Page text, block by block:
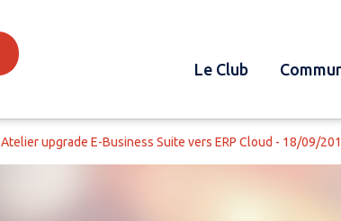
Le Club
Atelier upgrade E-Business Suite vers ERP Cloud - 18/09/